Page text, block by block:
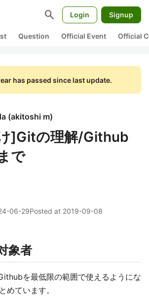
search Login Signup
Question Official Event Official
has passed since last update.
(akitoshi m)
]Gitの理解/Github
で
06-29Posted at 2019-09-08
象者
を最低限の範囲で使えるようにな
めています。